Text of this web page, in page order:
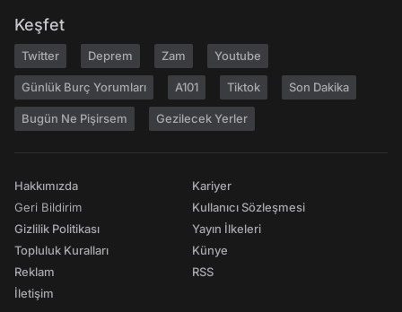
Keşfet
Twitter Deprem Zam Youtube
Günlük Burç Yorumları A101 Tiktok Son Dakika
Bugün Ne Pişirsem Gezilecek Yerler
Hakkımızda
Geri Bildirim
Gizlilik Politikası
Topluluk Kuralları
Reklam
İletişim
Kariyer
Kullanıcı Sözleşmesi
Yayın İlkeleri
Künye
RSS